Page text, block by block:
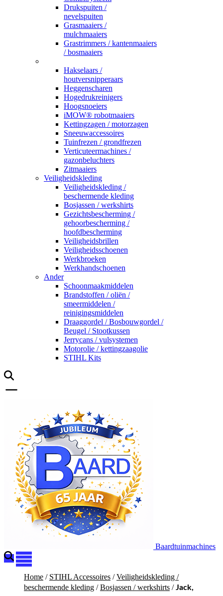
Drukspuiten /
nevelspuiten
Grasmaaiers /
mulchmaaiers
Grastrimmers / kantenmaaiers
/ bosmaaiers
Hakselaars /
houtversnipperaars
Heggenscharen
Hogedrukreinigers
Hoogsnoeiers
iMOW® robotmaaiers
Kettingzagen / motorzagen
Sneeuwaccessoires
Tuinfrezen / grondfrezen
Verticuteermachines /
gazonbeluchters
Zitmaaiers
Veiligheidskleding
Veiligheidskleding /
beschermende kleding
Bosjassen / werkshirts
Gezichtsbescherming /
gehoorbescherming /
hoofdbescherming
Veiligheidsbrillen
Veiligheidsschoenen
Werkbroeken
Werkhandschoenen
Ander
Schoonmaakmiddelen
Brandstoffen / oliën /
smeermiddelen /
reinigingsmiddelen
Draaggordel / Bosbouwgordel /
Beugel / Stootkussen
Jerrycans / vulsystemen
Motorolie / kettingzaagolie
STIHL Kits
Baardtuinmachines
Home / STIHL Accessoires /Veiligheidskleding /
beschermende kleding /Bosjassen / werkshirts /Jack,